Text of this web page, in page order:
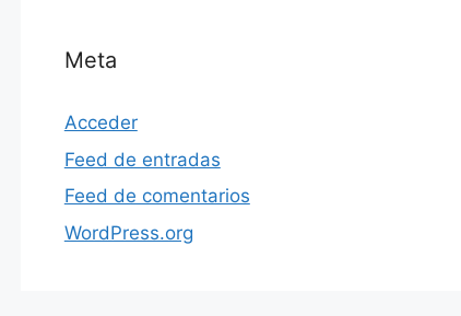
Meta
Acceder
Feed de entradas
Feed de comentarios
WordPress.org